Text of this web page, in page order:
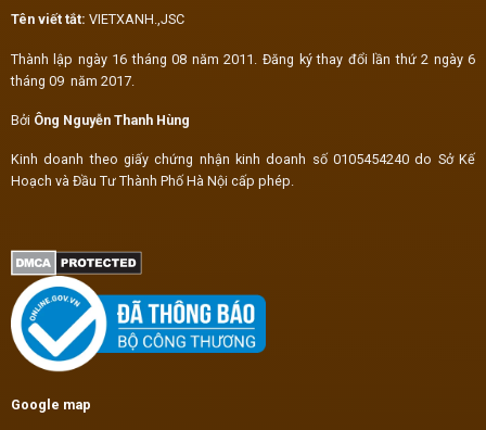
Tên viết tắt: VIETXANH.,JSC
Thành lập ngày 16 tháng 08 năm 2011. Đăng ký thay đổi lần thứ 2 ngày 6
tháng 09 năm 2017.
Bởi Ông Nguyễn Thanh Hùng
Kinh doanh theo giấy chứng nhận kinh doanh số 0105454240 do Sở Kế
Hoạch và Đầu Tư Thành Phố Hà Nội cấp phép.
Google map